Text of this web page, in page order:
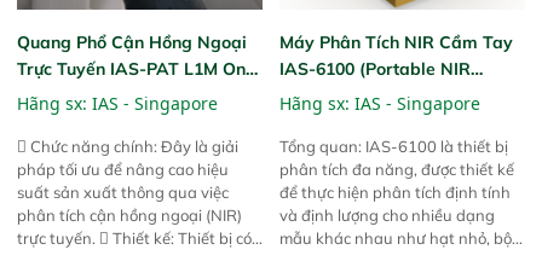
Quang Phổ Cận Hồng Ngoại
Trực Tuyến IAS-PAT L1M On-
Line NIR
Hãng sx: IAS - Singapore
 Chức năng chính: Đây là giải
pháp tối ưu để nâng cao hiệu
suất sản xuất thông qua việc
phân tích cận hồng ngoại (NIR)
trực tuyến.  Thiết kế: Thiết bị có
Máy Phân Tích NIR Cầm Tay
IAS-6100 (Portable NIR
Analyzer)
Hãng sx: IAS - Singapore
Tổng quan: IAS-6100 là thiết bị
phân tích đa năng, được thiết kế
để thực hiện phân tích định tính
và định lượng cho nhiều dạng
mẫu khác nhau như hạt nhỏ, bột,